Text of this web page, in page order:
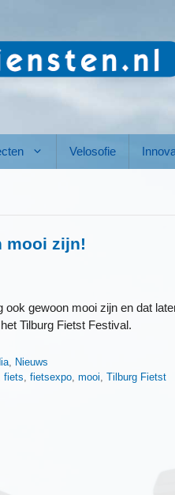
Velosofie
mooi zijn!
ook gewoon mooi zijn en dat
Tilburg Fietst Festival.
Nieuws
,fiets ,fietsexpo ,mooi ,Tilburg Fietst